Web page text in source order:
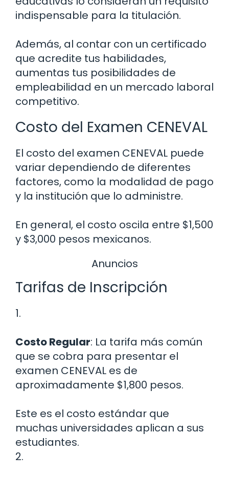
indispensable para la titulación.
Además, al contar con un certificado
que acredite tus habilidades,
aumentas tus posibilidades de
empleabilidad en un mercado laboral
competitivo.
Costo del Examen CENEVAL
El costo del examen CENEVAL puede
variar dependiendo de diferentes
factores, como la modalidad de pago
y la institución que lo administre.
En general, el costo oscila entre $1,500
y $3,000 pesos mexicanos.
Anuncios
Tarifas de Inscripción
1.
Costo Regular: La tarifa más común
que se cobra para presentar el
examen CENEVAL es de
aproximadamente $1,800 pesos.
Este es el costo estándar que
muchas universidades aplican a sus
estudiantes.
2.